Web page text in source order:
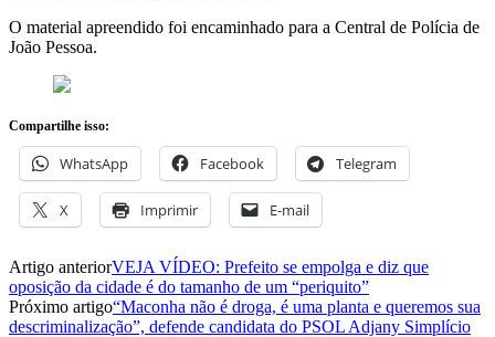
O material apreendido foi encaminhado para a Central de Polícia de
João Pessoa.
Compartilhe isso:
WhatsApp Facebook Telegram
X Imprimir E-mail
Artigo anteriorVEJA VÍDEO: Prefeito se empolga e diz que
oposição da cidade é do tamanho de um “periquito”
Próximo artigo“Maconha não é droga, é uma planta e queremos sua
descriminalização”, defende candidata do PSOL Adjany Simplício